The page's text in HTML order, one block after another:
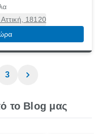
18120
3
το Blog μας